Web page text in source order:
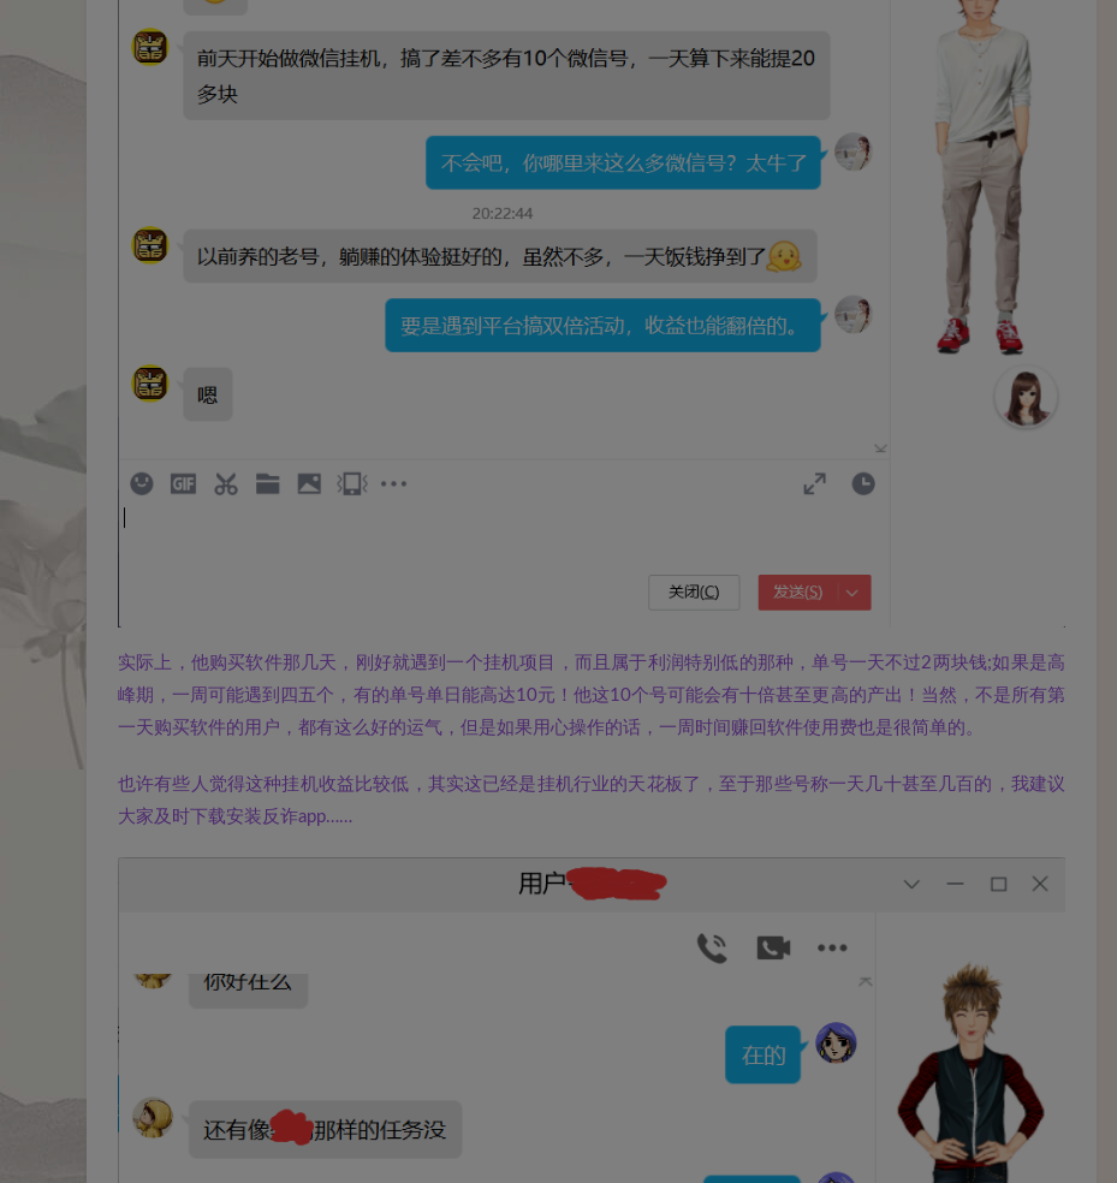
实际上，他购买软件那几天，刚好就遇到一个挂机项目，而且属于利润特别低的那种，单号一天不过2两块钱;如果是高
峰期，一周可能遇到四五个，有的单号单日能高达10元！他这10个号可能会有十倍甚至更高的产出！当然，不是所有第
一天购买软件的用户，都有这么好的运气，但是如果用心操作的话，一周时间赚回软件使用费也是很简单的。
也许有些人觉得这种挂机收益比较低，其实这已经是挂机行业的天花板了，至于那些号称一天几十甚至几百的，我建议
大家及时下载安装反诈app……